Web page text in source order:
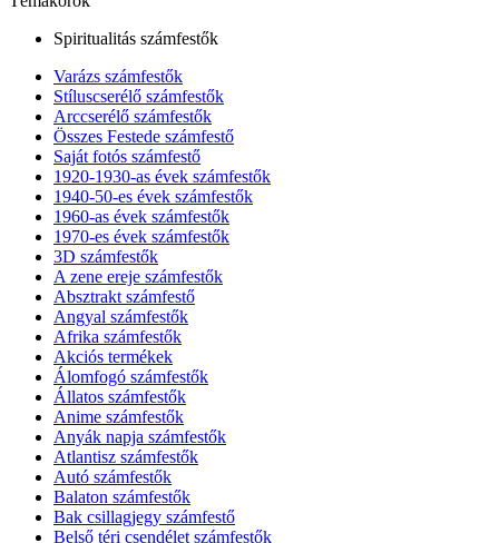
Spiritualitás számfestők
Varázs számfestők
Stíluscserélő számfestők
Arccserélő számfestők
Összes Festede számfestő
Saját fotós számfestő
1920-1930-as évek számfestők
1940-50-es évek számfestők
1960-as évek számfestők
1970-es évek számfestők
3D számfestők
A zene ereje számfestők
Absztrakt számfestő
Angyal számfestők
Afrika számfestők
Akciós termékek
Álomfogó számfestők
Állatos számfestők
Anime számfestők
Anyák napja számfestők
Atlantisz számfestők
Autó számfestők
Balaton számfestők
Bak csillagjegy számfestő
Belső téri csendélet számfestők